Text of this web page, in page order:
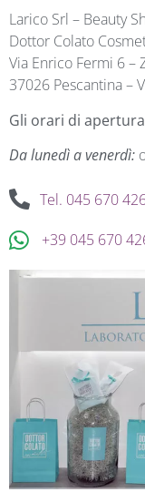
Larico Srl – Beauty
Dottor Colato
Via Enrico Fermi 6 –
37026 Pescantina –
Gli orari di
Da lunedì a venerdì:
Tel. 045 670
+39 045 670